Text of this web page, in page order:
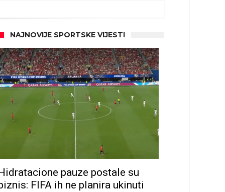
NAJNOVIJE SPORTSKE VIJESTI
pauze postale su
FIFA ih ne planira ukinuti